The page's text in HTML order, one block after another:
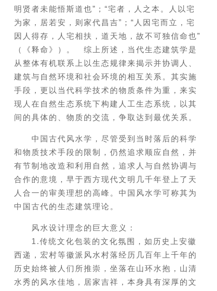
明贤者未能悟斯道也”；“宅者，人之本。人以宅
为家，居若安，则家代昌吉”；“人因宅而立，宅
因人得存，人宅相扶，道天地，故不可独信命也”
（《释命》）。 综上所述，当代生态建筑学是
从整体有机联系上以生态规律来揭示并协调人、
建筑与自然环境和社会环境的相互关系。其实施
手段，更以当代科学技术的物质条件为重，来实
现人在自然生态系统下构建人工生态系统，以其
间的具体的、物质的交流，争取达到最优关系。
中国古代风水学，尽管受到当时落后的科学
和物质技术手段的限制，仍然追求顺应自然，并
有节制地改造和利用自然，追求人与自然协调与
合作的意境，早于西方现代文明几千年登上了天
人合一的审美理想的高峰。中国风水学可称其为
中国古代的生态建筑理论。
风水设计理念的巨大意义：
1.传统文化包装的文化氛围，如历史上安徽
西递，宏村等徽派风水村落经历几百年上千年的
历史始终被人们所推崇，坐落在山环水抱，山清
水秀的风水佳地，居家吉祥，本身具有深厚的文